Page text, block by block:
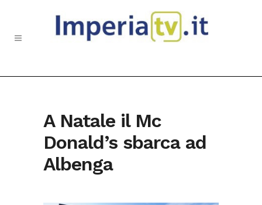
A Natale il Mc
Donald’s sbarca ad
Albenga